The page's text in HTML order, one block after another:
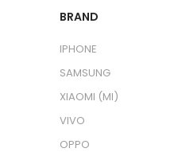
BRAND
IPHONE
SAMSUNG
XIAOMI (MI)
VIVO
OPPO